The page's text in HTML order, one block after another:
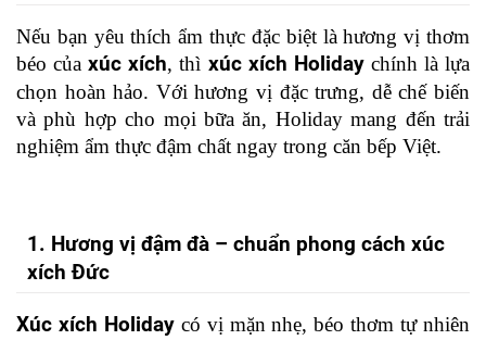
Nếu bạn yêu thích ẩm thực đặc biệt là hương vị thơm
béo của xúc xích, thì xúc xích Holiday chính là lựa
chọn hoàn hảo. Với hương vị đặc trưng, dễ chế biến
và phù hợp cho mọi bữa ăn, Holiday mang đến trải
nghiệm ẩm thực đậm chất ngay trong căn bếp Việt.
1. Hương vị đậm đà – chuẩn phong cách xúc
xích Đức
Xúc xích Holiday có vị mặn nhẹ, béo thơm tự nhiên